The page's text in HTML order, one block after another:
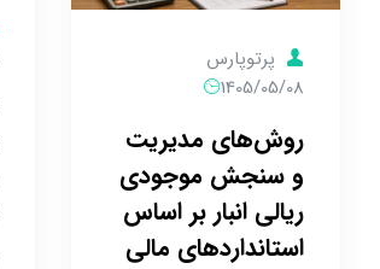
پرتوپارس
1405/05/08
روش‌های مدیریت
و سنجش موجودی
ریالی انبار بر اساس
استانداردهای مالی